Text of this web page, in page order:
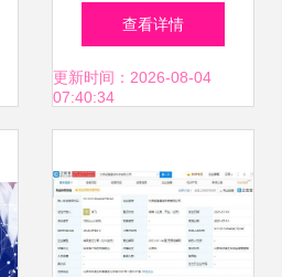
旋律 网络舞台描绘
都市映像
查看详情
更新时间：2026-08-04
07:40:34